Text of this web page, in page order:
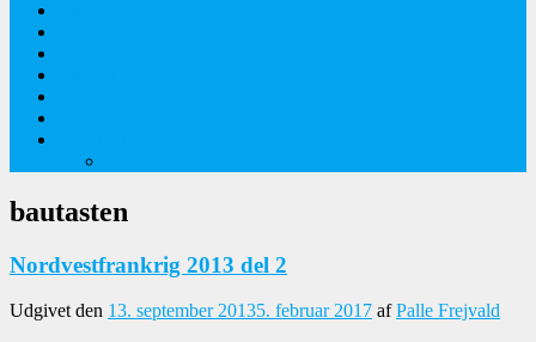
bautasten
Nordvestfrankrig 2013 del 2
Udgivet den 13. september 20135. februar 2017 afPalle Frejvald